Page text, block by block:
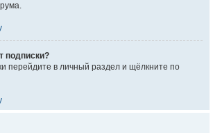
подписки?
перейдите в личный раздел и щёлкните по